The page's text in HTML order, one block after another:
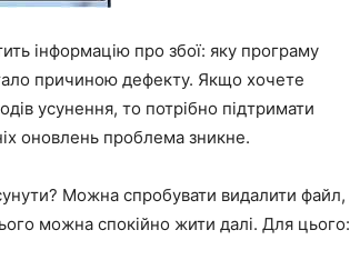
інформацію про збої: яку програму
причиною дефекту. Якщо хочете
усунення, то потрібно підтримати
оновлень проблема зникне.
Можна спробувати видалити файл,
можна спокійно жити далі. Для цього: